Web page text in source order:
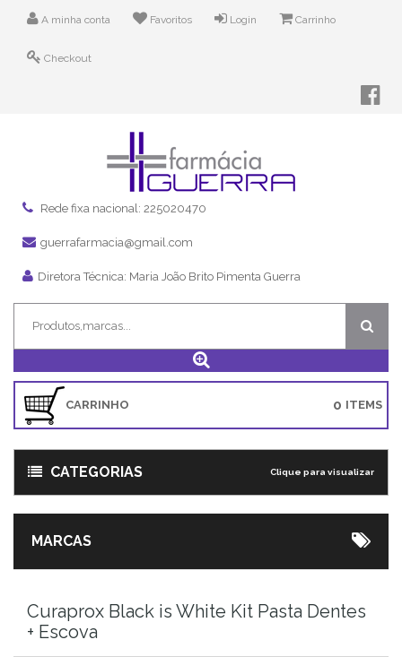
A minha conta Favoritos Login Carrinho
Checkout
Rede fixa nacional: 225020470
guerrafarmacia@gmail.com
Diretora Técnica: Maria João Brito Pimenta Guerra
CARRINHO ITEMS
0
CATEGORIAS Clique para visualizar
MARCAS
Curaprox Black is White Kit Pasta Dentes
+ Escova